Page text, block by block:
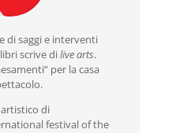
di saggi e interventi
scrive dilive arts.
per la casa
di
festival of the